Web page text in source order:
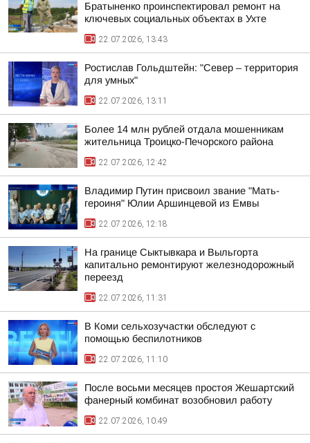
Братыненко проинспектировал ремонт на
ключевых социальных объектах в Ухте
22.07.2026, 13:43
Ростислав Гольдштейн: "Север – территория
для умных"
22.07.2026, 13:11
Более 14 млн рублей отдала мошенникам
жительница Троицко-Печорского района
22.07.2026, 12:42
Владимир Путин присвоил звание "Мать-
героиня" Юлии Аршинцевой из Емвы
22.07.2026, 12:18
На границе Сыктывкара и Выльгорта
капитально ремонтируют железнодорожный
переезд
22.07.2026, 11:31
В Коми сельхозучастки обследуют с
помощью беспилотников
22.07.2026, 11:10
После восьми месяцев простоя Жешартский
фанерный комбинат возобновил работу
22.07.2026, 10:49